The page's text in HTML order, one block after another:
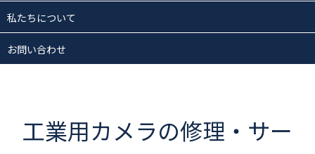
私たちについて
お問い合わせ
工業用カメラの修理・サー